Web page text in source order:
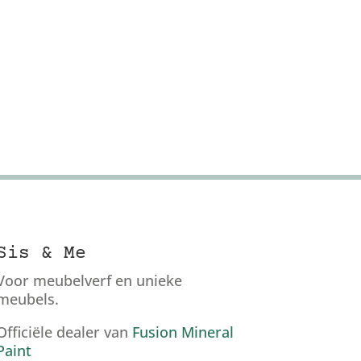
& Me
meubelverf en unieke
dealer van Fusion Mineral